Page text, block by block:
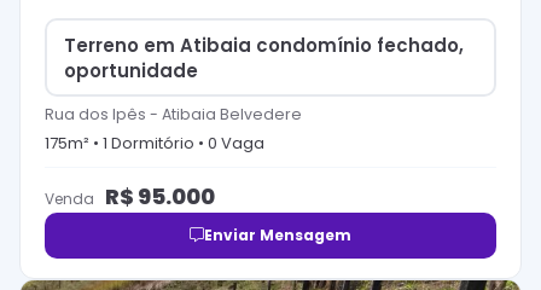
Terreno em Atibaia condomínio fechado,
oportunidade
Rua dos Ipês - Atibaia Belvedere
175m² • 1 Dormitório • 0 Vaga
Venda R$ 95.000
Enviar Mensagem